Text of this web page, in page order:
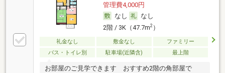
管理費4,000円
なし
なし
2階 / 3K（47.7m2）
礼金なし 敷金なし
ファミリー
バス・トイレ別
駐車場(近隣含) 最上階
お部屋のご見学できます おすすめ2階の角部屋で